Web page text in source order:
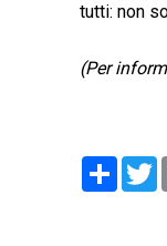
tutti: non
(Per